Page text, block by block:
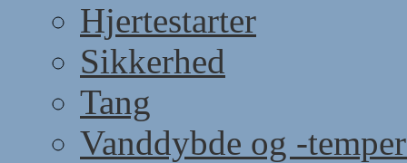
Hjertestarter
Sikkerhed
Tang
Vanddybde og -